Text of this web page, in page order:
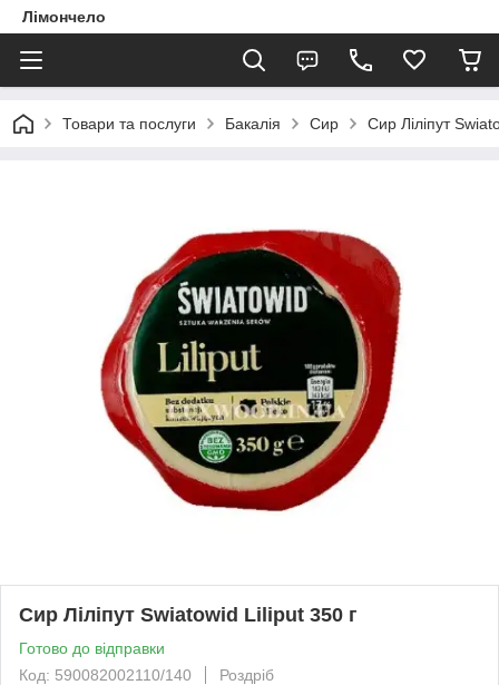
Лімончело
Товари та послуги Бакалія Сир Сир Ліліпут
Сир Ліліпут Swiatowid Liliput 350 г
Готово до відправки
Код: 590082002110/140
Роздріб